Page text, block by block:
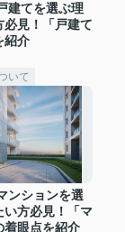
建てを選ぶ理
見！「戸建て
紹介
いて
ンションを選
い方必見！「マ
着眼点を紹介